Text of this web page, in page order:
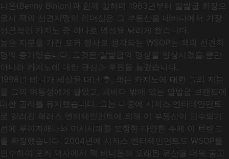
니온(Benny Binion)과 함께 일하며 1963년부터 말발굽 회장으
로서 잭의 선견지명의 리더십은 그 부동산을 네바다에서 가장
성공적인 카지노 중 하나로 명성을 날리게 했습니다.
높은 지분을 가진 포커 행사로 생각되는 WSOP는 잭의 선견지
명의 증거였습니다. 그것은 말발굽의 명성을 향상시켰을 뿐만
아니라 카지노에 대한 관심과 후원을 늘렸습니다.
1998년 베니가 세상을 떠난 후, 잭은 카지노에 대한 그의 지분
을 그의 여동생에게 팔았고, 네바다 밖에 있는 말발굽 브랜드에
대한 권리를 유지했습니다. 그는 나중에 시저스 엔터테인먼트
로 알려진 해러스 엔터테인먼트에 의해 이 부동산이 인수되기
전에 루이지애나와 미시시피를 포함한 다양한 주에 이 브랜드
를 확장했습니다. 2004년에 시저스 엔터테인먼트도 WSOP를
인수하여 포커 역사에서 잭 비니온의 오래된 유산을 더욱 공고